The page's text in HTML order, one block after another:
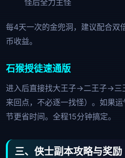
怪后全力主怪
每4天一次的金兜洞，建议配合双
币收益。
石猴授徒速通版
进入后直接找大王子→二王子→三
来回点，不必逐一找怪）。如果
节更省时间。全程15分钟搞定。
三、侠士副本攻略与奖励